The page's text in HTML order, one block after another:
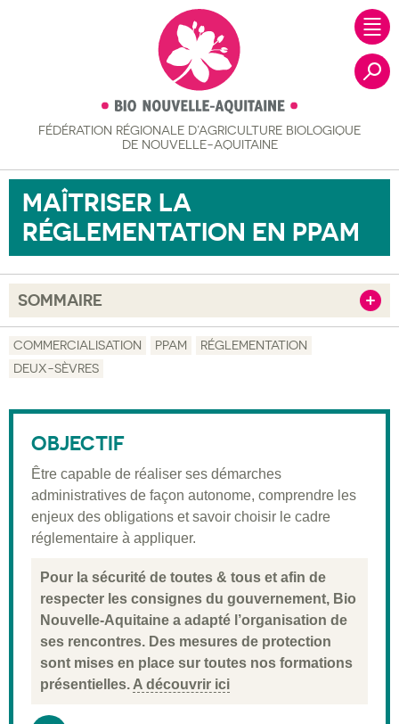
FÉDÉRATION RÉGIONALE D’AGRICULTURE BIOLOGIQUE
DE NOUVELLE-AQUITAINE
MAÎTRISER LA
RÉGLEMENTATION EN PPAM
SOMMAIRE
Description
Public visé
Pré-requis
Validation
Moyens pédagogiques
Informations pratiques
COMMERCIALISATION PPAM
RÉGLEMENTATION
DEUX-SÈVRES
OBJECTIF
Être capable de réaliser ses démarches
administratives de façon autonome, comprendre les
enjeux des obligations et savoir choisir le cadre
réglementaire à appliquer.
Pour la sécurité de toutes & tous et afin de
respecter les consignes du gouvernement, Bio
Nouvelle-Aquitaine a adapté l’organisation de
ses rencontres. Des mesures de protection
sont mises en place sur toutes nos formations
présentielles. A découvrir ici